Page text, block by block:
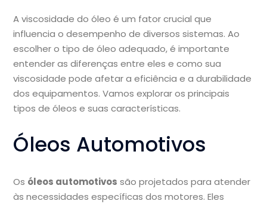
A viscosidade do óleo é um fator crucial que
influencia o desempenho de diversos sistemas. Ao
escolher o tipo de óleo adequado, é importante
entender as diferenças entre eles e como sua
viscosidade pode afetar a eficiência e a durabilidade
dos equipamentos. Vamos explorar os principais
tipos de óleos e suas características.
Óleos Automotivos
Os óleos automotivos são projetados para atender
às necessidades específicas dos motores. Eles